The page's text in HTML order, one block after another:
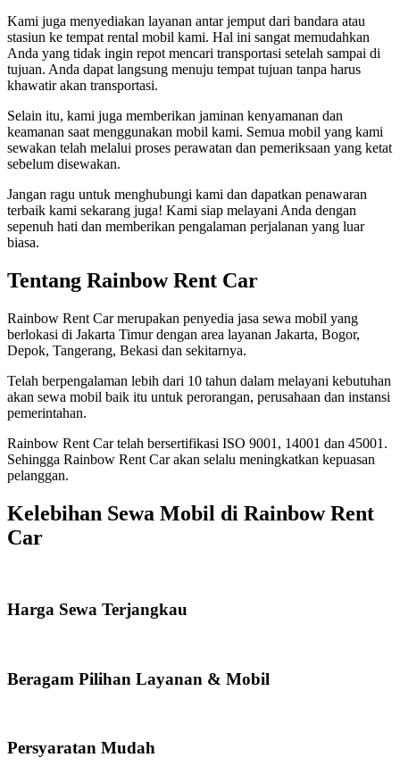
Kami juga menyediakan layanan antar jemput dari bandara atau
stasiun ke tempat rental mobil kami. Hal ini sangat memudahkan
Anda yang tidak ingin repot mencari transportasi setelah sampai di
tujuan. Anda dapat langsung menuju tempat tujuan tanpa harus
khawatir akan transportasi.
Selain itu, kami juga memberikan jaminan kenyamanan dan
keamanan saat menggunakan mobil kami. Semua mobil yang kami
sewakan telah melalui proses perawatan dan pemeriksaan yang ketat
sebelum disewakan.
Jangan ragu untuk menghubungi kami dan dapatkan penawaran
terbaik kami sekarang juga! Kami siap melayani Anda dengan
sepenuh hati dan memberikan pengalaman perjalanan yang luar
biasa.
Tentang Rainbow Rent Car
Rainbow Rent Car merupakan penyedia jasa sewa mobil yang
berlokasi di Jakarta Timur dengan area layanan Jakarta, Bogor,
Depok, Tangerang, Bekasi dan sekitarnya.
Telah berpengalaman lebih dari 10 tahun dalam melayani kebutuhan
akan sewa mobil baik itu untuk perorangan, perusahaan dan instansi
pemerintahan.
Rainbow Rent Car telah bersertifikasi ISO 9001, 14001 dan 45001.
Sehingga Rainbow Rent Car akan selalu meningkatkan kepuasan
pelanggan.
Kelebihan Sewa Mobil di Rainbow Rent
Car
Harga Sewa Terjangkau
Beragam Pilihan Layanan & Mobil
Persyaratan Mudah